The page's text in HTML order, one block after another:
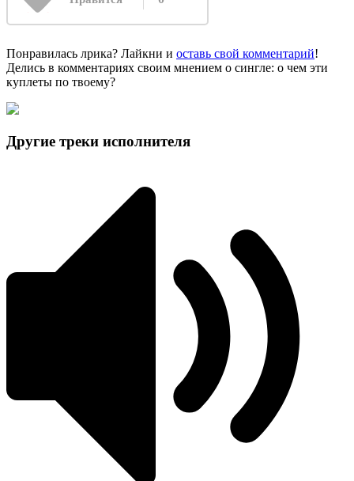
Понравилась лрика? Лайкни и оставь свой комментарий!
Делись в комментариях своим мнением о сингле: о чем эти
куплеты по твоему?
Другие треки исполнителя